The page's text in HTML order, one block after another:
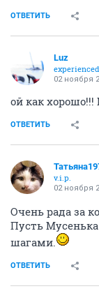
ОТВЕТИТЬ
Luz
experienced
02 ноября
ой как
ОТВЕТИТЬ
v.i.p.
02 ноября
Очень рада за
Пусть
шагами.
ОТВЕТИТЬ